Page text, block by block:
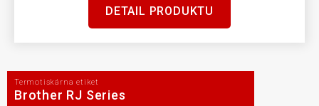
DETAIL PRODUKTU
Termotiskárna etiket
Brother RJ Series